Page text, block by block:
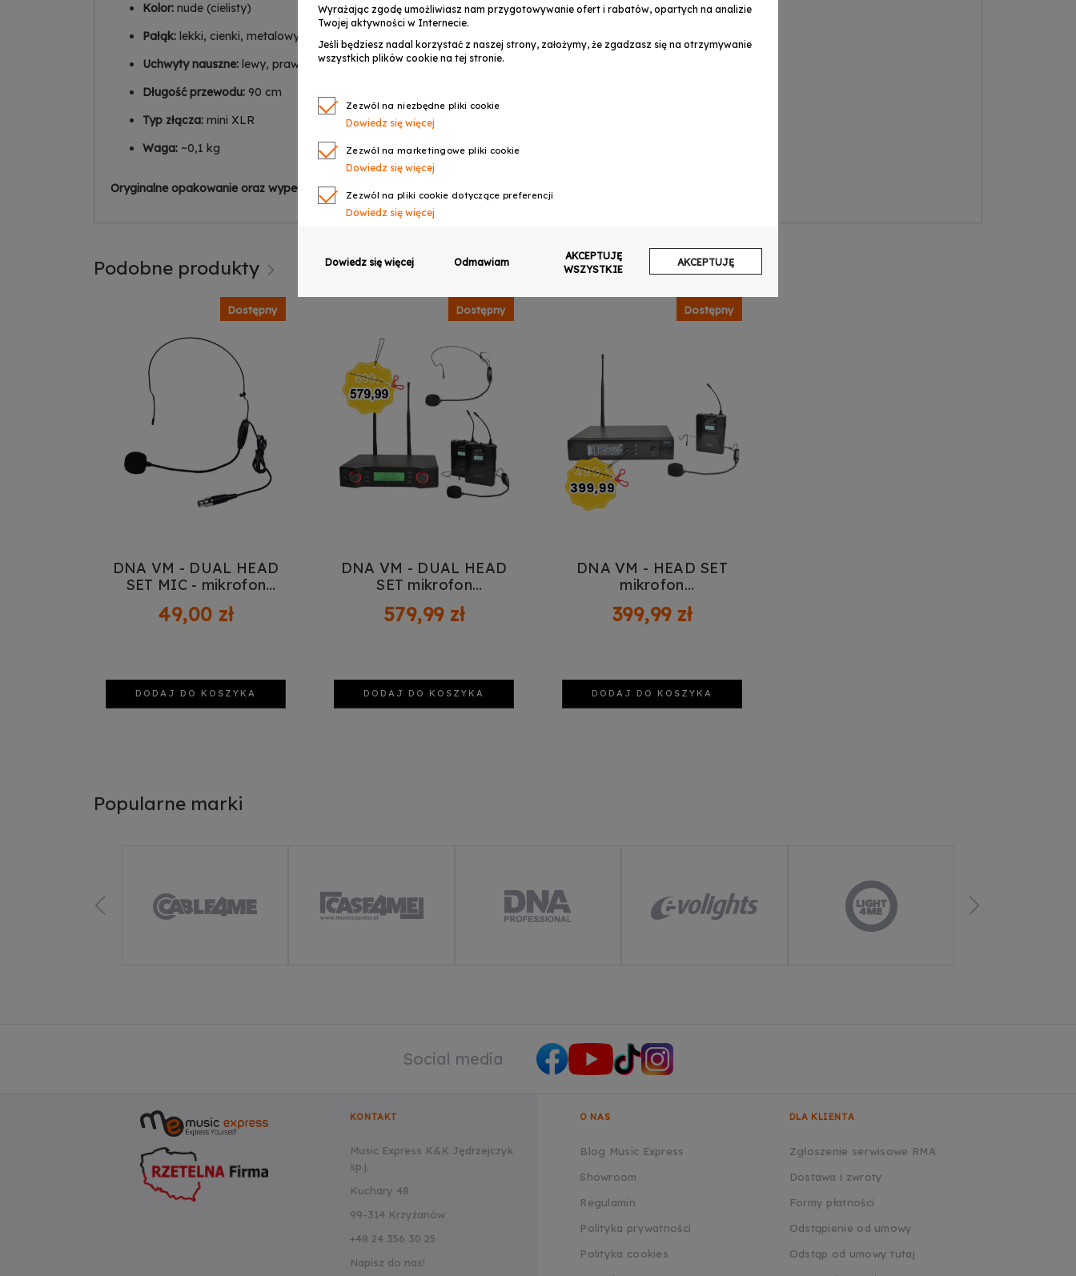
Kolor: nude (cielisty)
Pałąk: lekki, cienki, metalowy
Uchwyty nauszne: lewy, prawy
Długość przewodu: 90 cm
Typ złącza: mini XLR
Waga: ~0,1 kg
Oryginalne opakowanie oraz wypełnienie.
Podobne produkty
Dostępny
DNA VM - DUAL HEAD
SET MIC - mikrofon
49,00 zł
DODAJ DO KOSZYKA
Dostępny
DNA VM - DUAL HEAD
SET mikrofon
nadajnik nagłowny 2x
579,99 zł
DODAJ DO KOSZYKA
Dostępny
DNA VM - HEAD SET
mikrofon
nagłowny bodypack
399,99 zł
DODAJ DO KOSZYKA
Popularne marki
Social media
KONTAKT
Music Express K&K Jędrzejczyk
sp.j.
Kuchary 48
99-314 Krzyżanów
+48 24 356 30 25
Napisz do nas!
O NAS
Blog Music Express
Showroom
Regulamin
Polityka prywatności
Polityka cookies
DLA KLIENTA
Zgłoszenie serwisowe RMA
Dostawa i zwroty
Formy płatności
Odstąpienie od umowy
Odstąp od umowy tutaj
Wyrażając zgodę umożliwiasz nam przygotowywanie ofert i rabatów, opartych na analizie
Twojej aktywności w Internecie.
Jeśli będziesz nadal korzystać z naszej strony, założymy, że zgadzasz się na otrzymywanie
wszystkich plików cookie na tej stronie.
Zezwól na niezbędne pliki cookie
Dowiedz się więcej
Zezwól na marketingowe pliki cookie
Dowiedz się więcej
Zezwól na pliki cookie dotyczące preferencji
Dowiedz się więcej
Dowiedz się więcej
Dowiedz się więcej
Dowiedz się więcej Odmawiam
AKCEPTUJĘ
WSZYSTKIE
AKCEPTUJĘ